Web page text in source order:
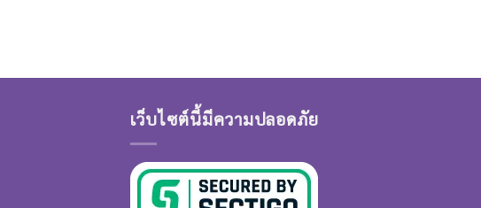
เว็บไซต์นี้มีความปลอดภัย